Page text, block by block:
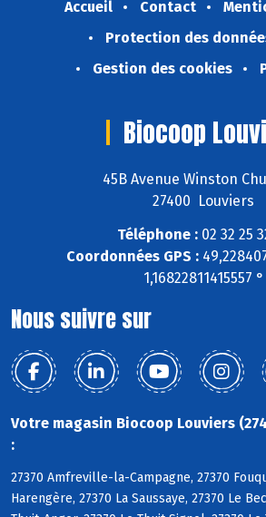
Accueil Contact
Protection des
Gestion des cookies
Biocoop
45B Avenue Winston
27400 Louviers
Téléphone :02 32 25
Coordonnées GPS :
1,16822811415557 °
Nous suivre sur
Votre magasin Biocoop Louviers
:
27370 Amfreville-la-Campagne, 27370
Harengère, 27370 La Saussaye, 27370 Le